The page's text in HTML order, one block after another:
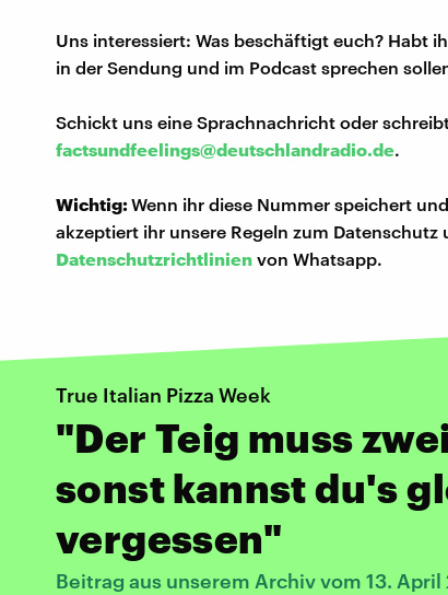
Uns interessiert: Was beschäftigt euch? Habt
in der Sendung und im Podcast sprechen
Schickt uns eine Sprachnachricht oder
factsundfeelings@deutschlandradio.de.
Wichtig:Wenn ihr diese Nummer speichert
akzeptiert ihr unsere Regeln zum Datenschutz
Datenschutzrichtlinien von Whatsapp.
True Italian Pizza Week
"Der Teig muss
sonst kannst du's
vergessen"
Beitrag aus unserem Archiv vom 13. April